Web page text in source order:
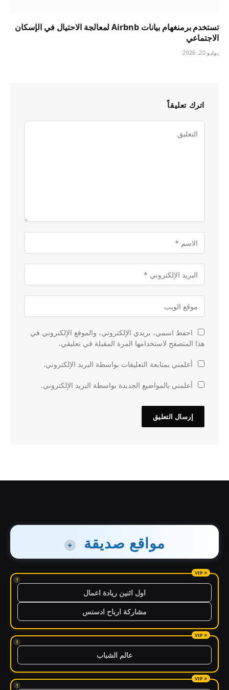
تستخدم برمنغهام بيانات Airbnb لمعالجة الاحتيال في الإسكان
الاجتماعي
يوليو 20, 2026
اترك تعليقاً
احفظ اسمي، بريدي الإلكتروني، والموقع الإلكتروني في
هذا المتصفح لاستخدامها المرة المقبلة في تعليقي.
أعلمني بمتابعة التعليقات بواسطة البريد الإلكتروني.
أعلمني بالمواضيع الجديدة بواسطة البريد الإلكتروني.
مواقع صديقة +
!
اول اثنين ريادة اعمال
مشاركة ارباح ادسنس
!
عالم الشباب
!